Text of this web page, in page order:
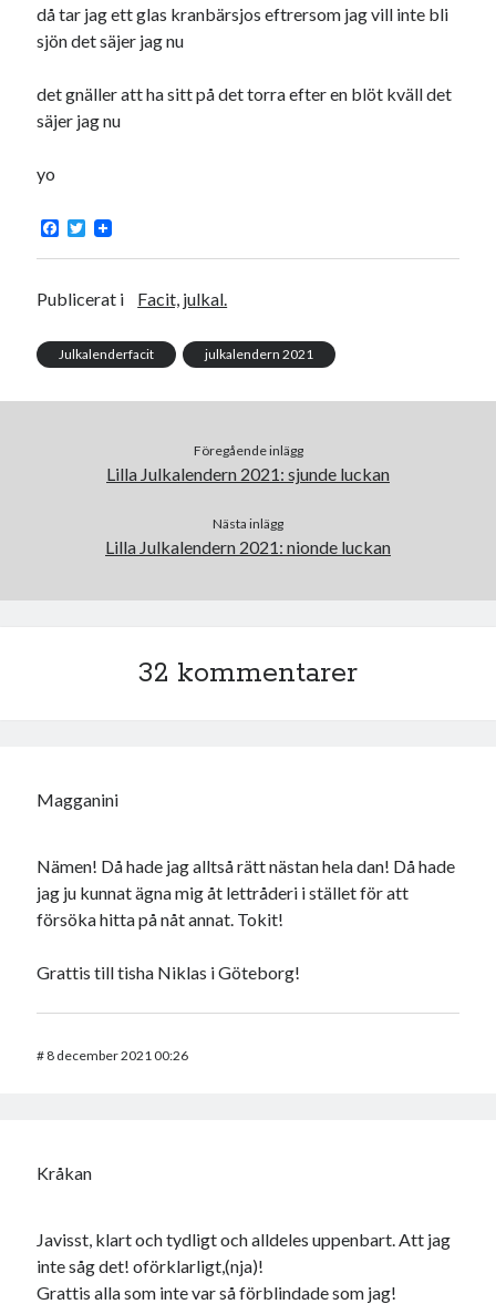
då tar jag ett glas kranbärsjos eftrersom jag vill inte bli
sjön det säjer jag nu
det gnäller att ha sitt på det torra efter en blöt kväll det
säjer jag nu
yo
F
c
b
k
T
i
t
Publicerat i Facit, julkal.
Julkalenderfacit julkalendern 2021
Föregående inlägg
Lilla Julkalendern 2021: sjunde luckan
Nästa inlägg
Lilla Julkalendern 2021: nionde luckan
32 kommentarer
Magganini
Nämen! Då hade jag alltså rätt nästan hela dan! Då hade
jag ju kunnat ägna mig åt lettråderi i stället för att
försöka hitta på nåt annat. Tokit!
Grattis till tisha Niklas i Göteborg!
# 8 december 2021 00:26
Kråkan
Javisst, klart och tydligt och alldeles uppenbart. Att jag
inte såg det! oförklarligt,(nja)!
Grattis alla som inte var så förblindade som jag!